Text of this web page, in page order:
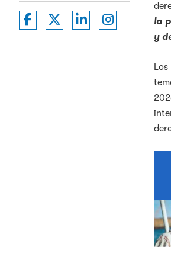
Washington College of
Washington
Washingtonla
y